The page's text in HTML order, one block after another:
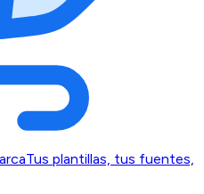
Tus plantillas, tus fuentes,